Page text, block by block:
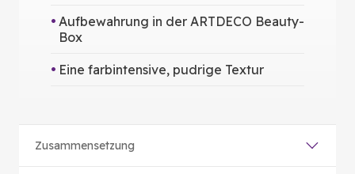
Aufbewahrung in der ARTDECO Beauty-
Box
Eine farbintensive, pudrige Textur
Zusammensetzung